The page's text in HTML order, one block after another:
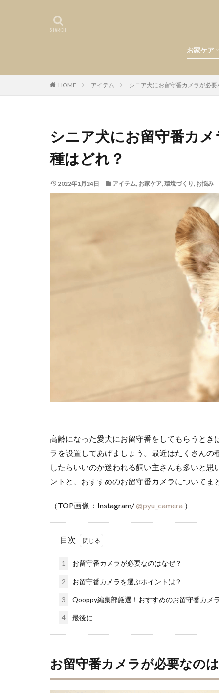
お家ケア
HOME アイテム シニア犬にお留守番カメラが必
シニア犬にお留守番カ
種はどれ？
2022年1月24日 アイテム, お家ケア, 環境づくり, お悩み
高齢になった愛犬にお留守番をしてもらうと
ラを設置してあげましょう。最近はたくさん
したらいいのか迷われる飼い主さんも多いと
ントと、おすすめのお留守番カメラについてま
（TOP画像：Instagram/@pyu_camera ）
目次
1 お留守番カメラが必要なのはなぜ？
2 お留守番カメラを選ぶポイントは？
3 Qooppy編集部厳選！おすすめのお留守番カメ
4 最後に
お留守番カメラが必要なの